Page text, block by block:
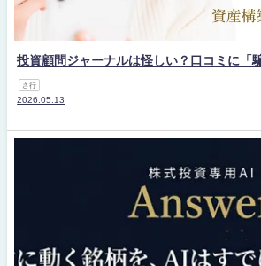
投資顧問ジャーナルは怪しい？口コミに「
さ行
2026.05.13